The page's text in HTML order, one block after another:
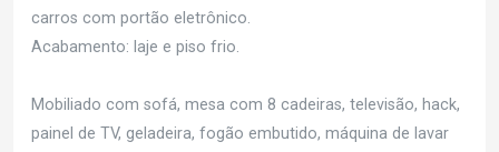
carros com portão eletrônico.
Acabamento: laje e piso frio.
Mobiliado com sofá, mesa com 8 cadeiras, televisão, hack,
painel de TV, geladeira, fogão embutido, máquina de lavar